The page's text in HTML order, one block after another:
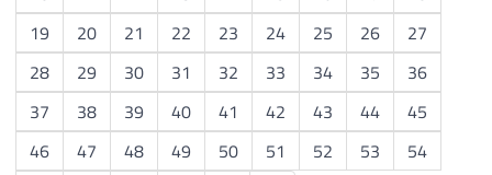
19
20 21 22 23 24 25 26
27
28
29 30 31 32 33 34 35
36
37
38 39 40 41 42 43 44
45
46
47 48 49 50 51 52 53
54